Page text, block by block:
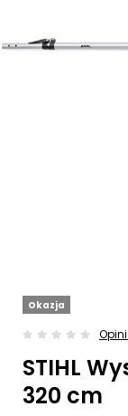
Okazja
STIHL
320 cm